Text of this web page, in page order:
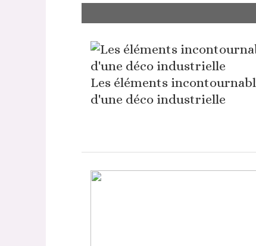
Les éléments
d'une déco industrielle